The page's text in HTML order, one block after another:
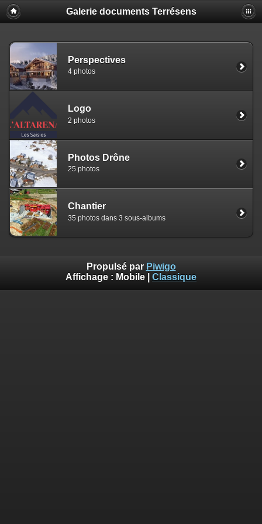
Galerie documents Terrésens
Perspectives
4 photos
Logo
2 photos
Photos Drône
25 photos
Chantier
35 photos dans 3 sous-albums
Propulsé par Piwigo
Affichage : Mobile Classique